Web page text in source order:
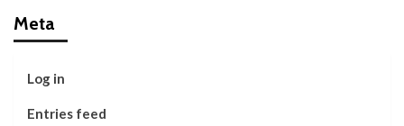
Meta
Log in
Entries feed